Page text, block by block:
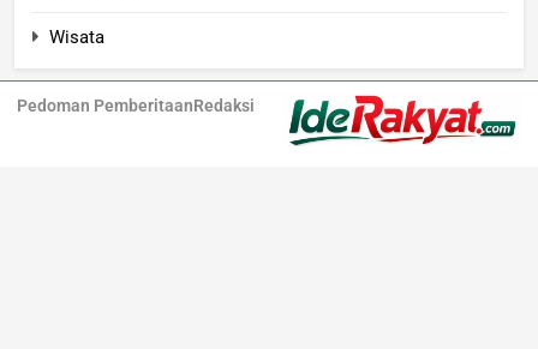
Wisata
Pedoman PemberitaanRedaksi